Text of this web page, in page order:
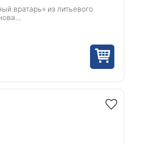
вратарь» из литьевого